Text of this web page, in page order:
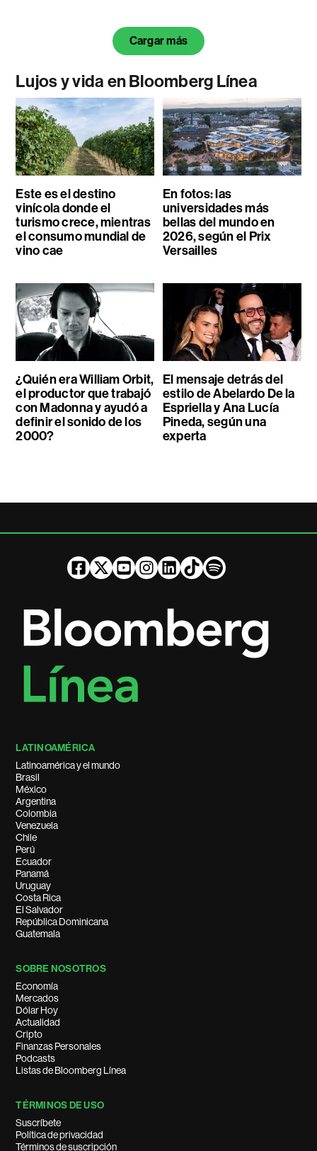
Cargar más
Lujos y vida en Bloomberg Línea
Este es el destino
vinícola donde el
turismo crece, mientras
el consumo mundial de
vino cae
En fotos: las
universidades más
bellas del mundo en
2026, según el Prix
Versailles
¿Quién era William Orbit,
el productor que trabajó
con Madonna y ayudó a
definir el sonido de los
2000?
El mensaje detrás del
estilo de Abelardo De la
Espriella y Ana Lucía
Pineda, según una
experta
LATINOAMÉRICA
Latinoamérica y el mundo
Brasil
México
Argentina
Colombia
Venezuela
Chile
Perú
Ecuador
Panamá
Uruguay
Costa Rica
El Salvador
República Dominicana
Guatemala
SOBRE NOSOTROS
Economía
Mercados
Dólar Hoy
Actualidad
Cripto
Finanzas Personales
Podcasts
Listas de Bloomberg Línea
TÉRMINOS DE USO
Suscríbete
Política de privacidad
Términos de suscripción